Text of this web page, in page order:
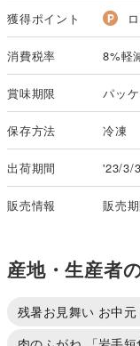
獲得ポイント
消費税率 8%軽
賞味期限 パッ
保存方法 冷凍
出荷期間 '23/3/
販売情報 販売
産地・生産者
残暑お見舞い お中